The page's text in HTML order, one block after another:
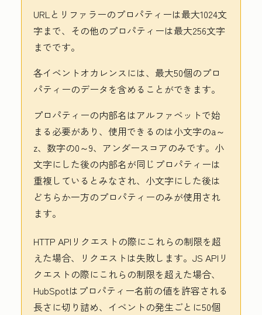
URLとリファラーのプロパティーは最大1024文
字まで、その他のプロパティーは最大256文字
までです。
各イベントオカレンスには、最大50個のプロ
パティーのデータを含めることができます。
プロパティーの内部名はアルファベットで始
まる必要があり、使用できるのは小文字のa～
z、数字の0～9、アンダースコアのみです。小
文字にした後の内部名が同じプロパティーは
重複しているとみなされ、小文字にした後は
どちらか一方のプロパティーのみが使用され
ます。
HTTP APIリクエストの際にこれらの制限を超
えた場合、リクエストは失敗します。JS APIリ
クエストの際にこれらの制限を超えた場合、
HubSpotはプロパティー名前の値を許容される
長さに切り詰め、イベントの発生ごとに50個